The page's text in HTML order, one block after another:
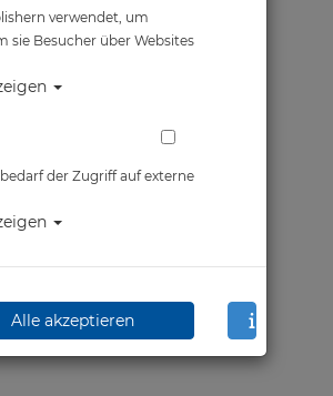
verwendet, um
sie Besucher über Websites
der Zugriff auf externe
Alle akzeptieren